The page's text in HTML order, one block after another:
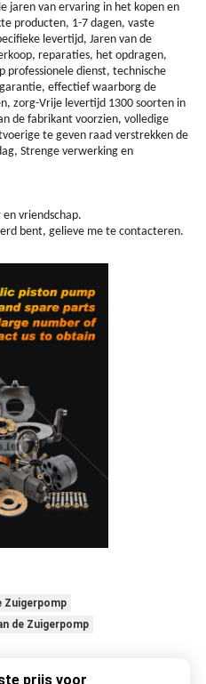
jaren van ervaring in het kopen en
producten, 1-7 dagen, vaste
levertijd, Jaren van de
reparaties, het opdragen,
professionele dienst, technische
effectief waarborg de
zorg-Vrije levertijd 1300 soorten in
de fabrikant voorzien, volledige
te geven raad verstrekken de
Strenge verwerking en
vriendschap.
bent, gelieve me te contacteren.
Zuigerpomp
de Zuigerpomp
prijs voor